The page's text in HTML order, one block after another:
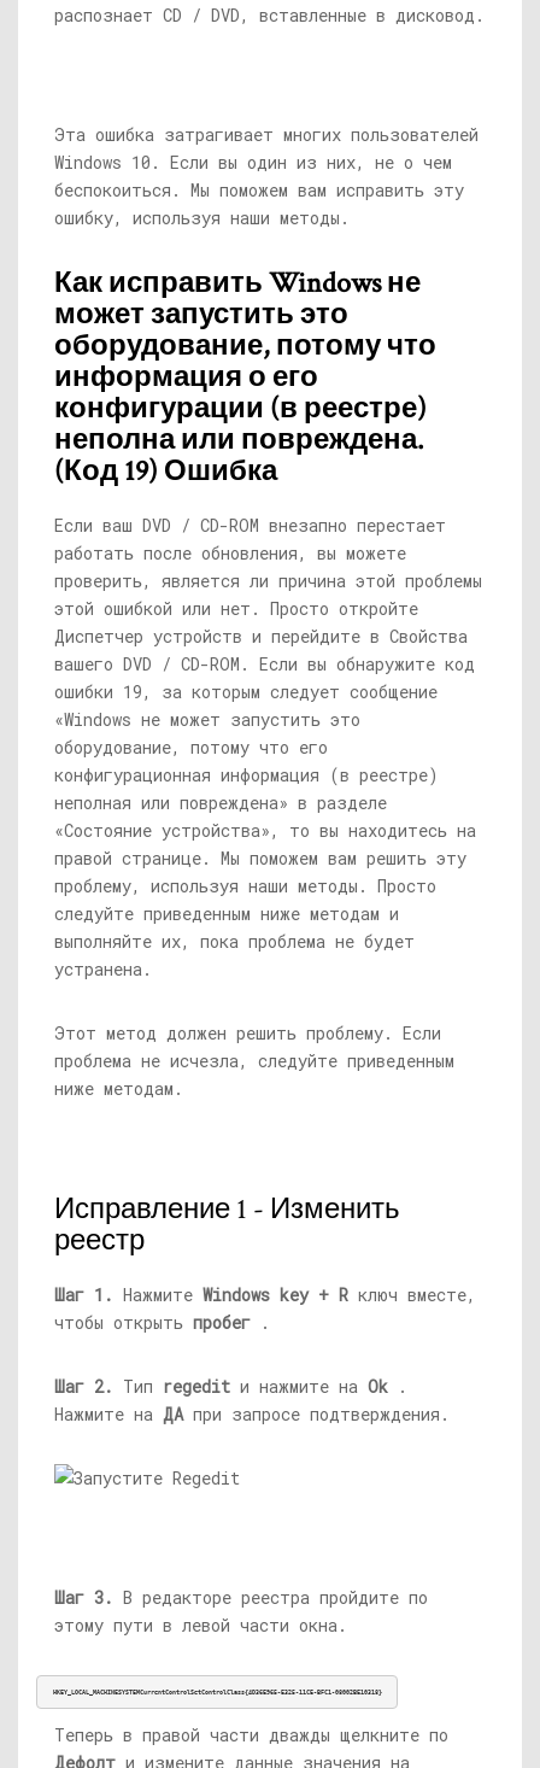
распознает CD / DVD, вставленные в дисковод.
Эта ошибка затрагивает многих пользователей
Windows 10. Если вы один из них, не о чем
беспокоиться. Мы поможем вам исправить эту
ошибку, используя наши методы.
Как исправить Windows не
может запустить это
оборудование, потому что
информация о его
конфигурации (в реестре)
неполна или повреждена.
(Код 19) Ошибка
Если ваш DVD / CD-ROM внезапно перестает
работать после обновления, вы можете
проверить, является ли причина этой проблемы
этой ошибкой или нет. Просто откройте
Диспетчер устройств и перейдите в Свойства
вашего DVD / CD-ROM. Если вы обнаружите код
ошибки 19, за которым следует сообщение
«Windows не может запустить это
оборудование, потому что его
конфигурационная информация (в реестре)
неполная или повреждена» в разделе
«Состояние устройства», то вы находитесь на
правой странице. Мы поможем вам решить эту
проблему, используя наши методы. Просто
следуйте приведенным ниже методам и
выполняйте их, пока проблема не будет
устранена.
Этот метод должен решить проблему. Если
проблема не исчезла, следуйте приведенным
ниже методам.
Исправление 1 - Изменить
реестр
Шаг 1. Нажмите Windows key + R ключ вместе,
чтобы открыть пробег .
Шаг 2. Тип regedit и нажмите на Ok .
Нажмите на ДАпри запросе подтверждения.
Шаг 3. В редакторе реестра пройдите по
этому пути в левой части окна.
HKEY_LOCAL_MACHINESYSTEMCurrentControlSetControlClass{4D36E965-E325-11CE-BFC1-08002BE10318}
Теперь в правой части дважды щелкните по
Дефолт и измените данные значения на